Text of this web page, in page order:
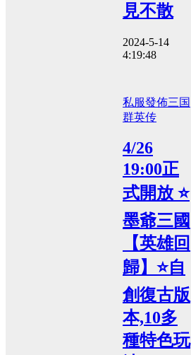
見不散
2024-5-14
4:19:48
私服發佈三国
群英传
4/26
19:00正
式開放 ⭐
墨爺三國
【英雄回
歸】⭐自
創復古版
本,10多
種特色玩